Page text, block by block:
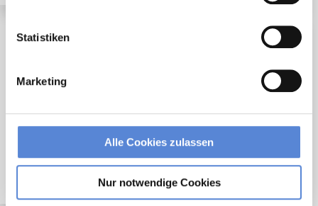
Statistiken
Marketing
Alle Cookies zulassen
Nur notwendige Cookies
🌟 PREMIUM-STELLENANGEBOT 🌟
(m/w/d) in Voll- oder Teilzeit ab sofort in Bochum